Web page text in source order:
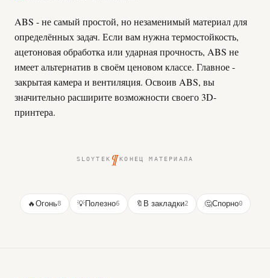
ABS - не самый простой, но незаменимый материал для
определённых задач. Если вам нужна термостойкость,
ацетоновая обработка или ударная прочность, ABS не
имеет альтернатив в своём ценовом классе. Главное -
закрытая камера и вентиляция. Освоив ABS, вы
значительно расширите возможности своего 3D-
принтера.
SLOYTEK ¶КОНЕЦ МАТЕРИАЛА
🔥Огонь8 💡Полезно6 🔖 В закладки2 🤔Спорно0